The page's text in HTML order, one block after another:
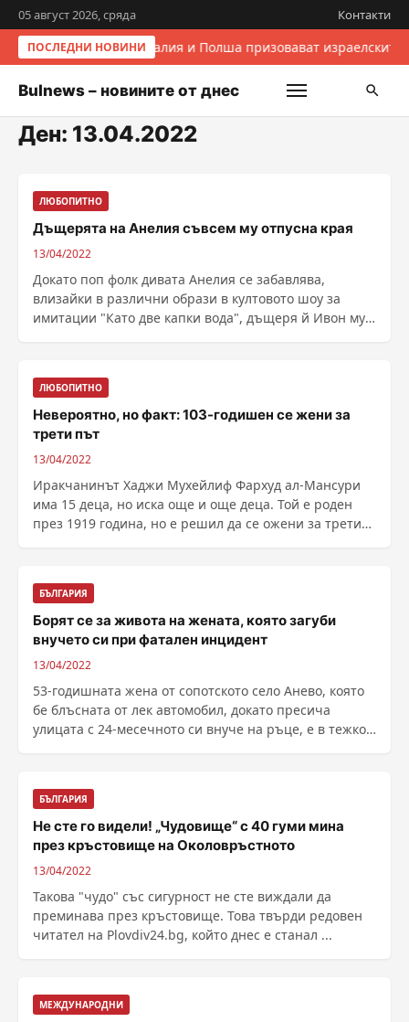
05 август 2026, сряда Контакти
ПОСЛЕДНИ НОВИНИИталия и Полша призовават
Bulnews – новините от днес
Ден: 13.04.2022
ЛЮБОПИТНО
Дъщерята на Анелия съвсем му отпусна края
13/04/2022
Докато поп фолк дивата Анелия се забавлява,
влизайки в различни образи в култовото шоу за
имитации "Като две капки вода", дъщеря й Ивон му
ЛЮБОПИТНО
Невероятно, но факт: 103-годишен се жени за
трети път
13/04/2022
Иракчанинът Хаджи Мухейлиф Фархуд ал-Мансури
има 15 деца, но иска още и още деца. Той е роден
през 1919 година, но е решил да се ожени за трети
БЪЛГАРИЯ
Борят се за живота на жената, която загуби
внучето си при фатален инцидент
13/04/2022
53-годишната жена от сопотското село Анево, която
бе блъсната от лек автомобил, докато пресича
улицата с 24-месечното си внуче на ръце, е в тежко
БЪЛГАРИЯ
Не сте го видели! „Чудовище“ с 40 гуми мина
през кръстовище на Околовръстното
13/04/2022
Такова "чудо" със сигурност не сте виждали да
преминава през кръстовище. Това твърди редовен
читател на Plovdiv24.bg, който днес е станал ...
МЕЖДУНАРОДНИ